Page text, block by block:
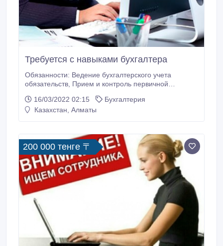
Требуется с навыками бухгалтера
Обязанности: Ведение бухгалтерского учета
обязательств, Прием и контроль первичной
Бухгалтерского учета и подготовка их к счетной
обработке; Отражение на счетах бухгалтерского
накладных покупателя; Ежемесячная сверка с
покупателями по первичной документации;
Требования: Высшее профильное образование;
Знания ПК Версия 1С 8.
16/03/2022 02:15
Бухгалтерия
Казахстан, Алматы
200 000 тенге 〒